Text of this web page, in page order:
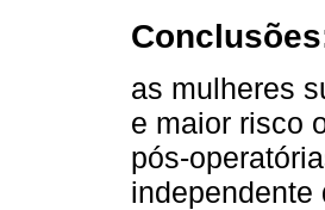
as mulheres
e maior risco
pós-
independente